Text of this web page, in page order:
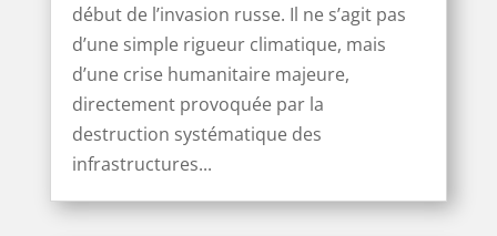
début de l’invasion russe. Il ne s’agit pas
d’une simple rigueur climatique, mais
d’une crise humanitaire majeure,
directement provoquée par la
destruction systématique des
infrastructures...